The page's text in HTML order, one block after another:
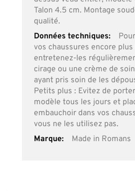
Talon 4.5 cm. Montage
qualité.
vos chaussures encore
entretenez-les
cirage ou une crème de
ayant pris soin de les
Petits plus : Evitez de
modèle tous les jours et
embauchoir dans vos
vous ne les utilisez pas.
Made in Romans